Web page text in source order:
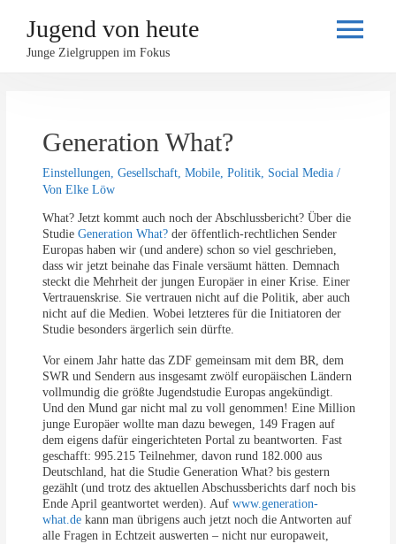
Jugend von heute
Junge Zielgruppen im Fokus
Generation What?
Einstellungen ,Gesellschaft ,Mobile ,Politik Social Media /
VonElke Löw
What? Jetzt kommt auch noch der Abschlussbericht? Über die
StudieGeneration What?der öffentlich-rechtlichen Sender
Europas haben wir (und andere) schon so viel geschrieben,
dass wir jetzt beinahe das Finale versäumt hätten. Demnach
steckt die Mehrheit der jungen Europäer in einer Krise. Einer
Vertrauenskrise. Sie vertrauen nicht auf die Politik, aber auch
nicht auf die Medien. Wobei letzteres für die Initiatoren der
Studie besonders ärgerlich sein dürfte.
Vor einem Jahr hatte das ZDF gemeinsam mit dem BR, dem
SWR und Sendern aus insgesamt zwölf europäischen Ländern
vollmundig die größte Jugendstudie Europas angekündigt.
Und den Mund gar nicht mal zu voll genommen! Eine Million
junge Europäer wollte man dazu bewegen, 149 Fragen auf
dem eigens dafür eingerichteten Portal zu beantworten. Fast
geschafft: 995.215 Teilnehmer, davon rund 182.000 aus
Deutschland, hat die Studie Generation What? bis gestern
gezählt (und trotz des aktuellen Abschussberichts darf noch bis
Ende April geantwortet werden). Aufwww.generation-
what.de kann man übrigens auch jetzt noch die Antworten auf
alle Fragen in Echtzeit auswerten – nicht nur europaweit,